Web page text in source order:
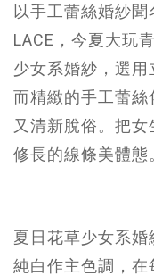
以手工蕾絲婚紗聞
LACE，今夏大玩
少女系婚紗，選用
而精緻的手工蕾絲
又清新脫俗。把
修長的線條美體態
夏日花草少女系
純白作主色調，